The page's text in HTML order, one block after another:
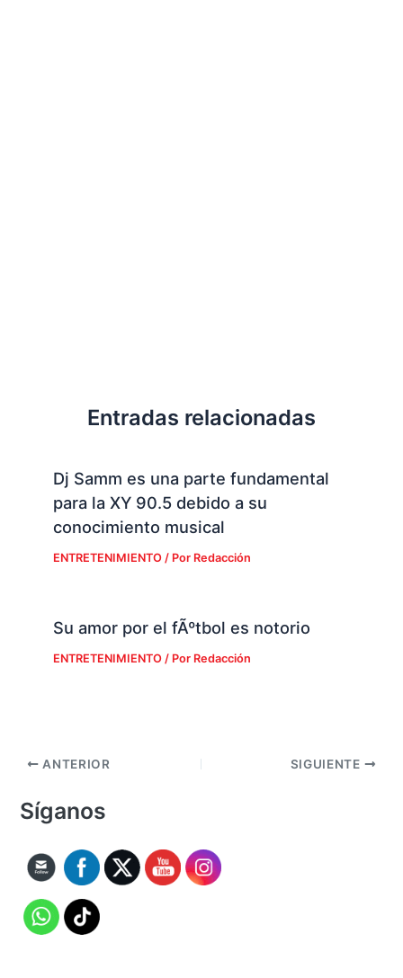
Entradas relacionadas
Dj Samm es una parte fundamental
para la XY 90.5 debido a su
conocimiento musical
ENTRETENIMIENTO/ Por Redacción
Su amor por el fÃºtbol es notorio
ENTRETENIMIENTO/ Por Redacción
ANTERIOR SIGUIENTE
Síganos